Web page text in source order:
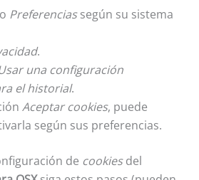
Preferenciassegún su sistema
.
una configuración
el historial.
Aceptar cookies, puede
según sus preferencias.
de cookiesdel